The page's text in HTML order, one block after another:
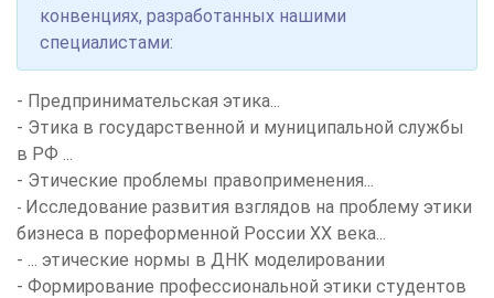
конвенциях, разработанных нашими
специалистами:
- Предпринимательская этика...
- Этика в государственной и муниципальной службы
в РФ ...
- Этические проблемы правоприменения...
- Исследование развития взглядов на проблему этики
бизнеса в пореформенной России ХХ века...
- ... этические нормы в ДНК моделировании
- Формирование профессиональной этики студентов